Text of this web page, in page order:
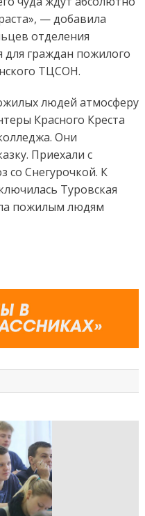
— добавила
отделения
для граждан пожилого
ТЦСОН.
людей атмосферу
Красного Креста
Они
Приехали с
со Снегурочкой. К
Туровская
пожилым людям